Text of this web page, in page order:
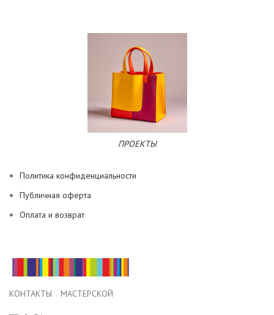
ПРОЕКТЫ
Политика конфиденциальности
Публичная оферта
Оплата и возврат
КОНТАКТЫ МАСТЕРСКОЙ